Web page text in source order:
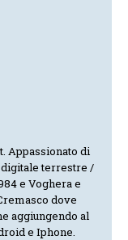
Appassionato di
terrestre /
e Voghera e
dove
aggiungendo al
e Iphone.